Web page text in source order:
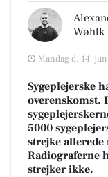
Wøhlk
Mandag d. 14.
Sygeplejerske
overenskomst.
5000
strejke
Radiograferne
strejker ikke.